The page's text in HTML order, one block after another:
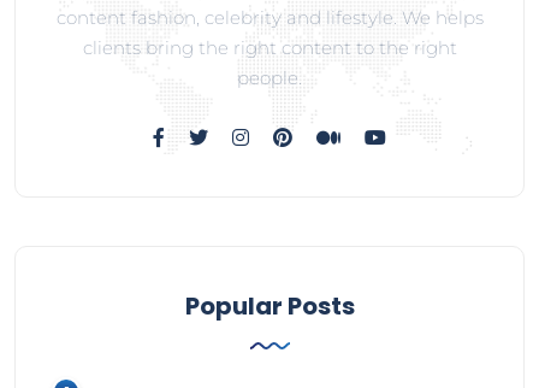
content fashion, celebrity and lifestyle. We helps
clients bring the right content to the right
people.
Popular Posts